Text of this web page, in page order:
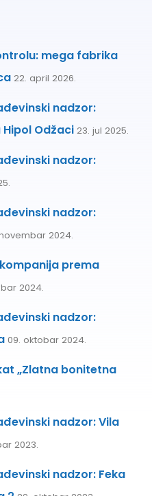
mega fabrika
22. april 2026.
nadzor:
Odžaci 23. jul 2025.
nadzor:
nadzor:
2024.
prema
2024.
nadzor:
09. oktobar 2024.
„Zlatna bonitetna
nadzor: Vila
2023.
nadzor: Feka